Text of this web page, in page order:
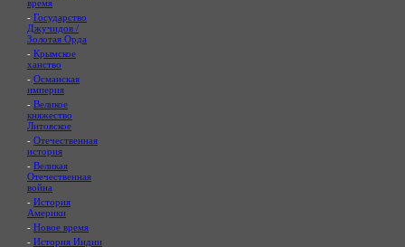
время
- Государство
Джучидов /
Золотая Орда
- Крымское
ханство
- Османская
империя
- Великое
княжество
Литовское
- Отечественная
история
- Великая
Отечественная
война
- История
Америки
- Новое время
- История Индии